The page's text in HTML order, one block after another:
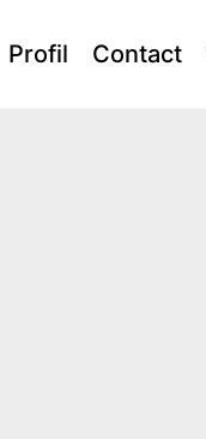
Profil Contact